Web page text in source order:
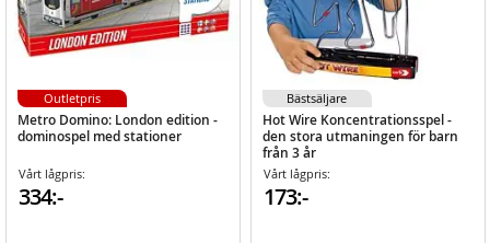
Metro Domino: London edition -
dominospel med stationer
Vårt lågpris:
334:-
Outletpris
Hot Wire Koncentrationsspel -
den stora utmaningen för barn
från 3 år
Vårt lågpris:
173:-
Bästsäljare